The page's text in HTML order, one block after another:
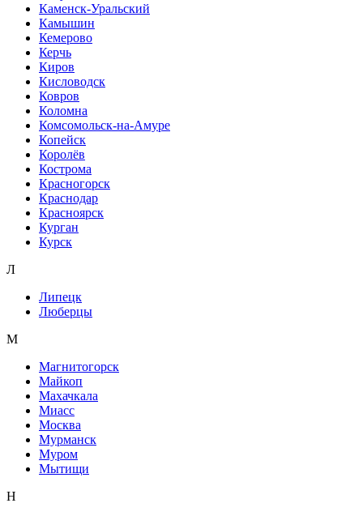
Каменск-Уральский
Камышин
Кемерово
Керчь
Киров
Кисловодск
Ковров
Коломна
Комсомольск-на-Амуре
Копейск
Королёв
Кострома
Красногорск
Краснодар
Красноярск
Курган
Курск
Л
Липецк
Люберцы
М
Магнитогорск
Майкоп
Махачкала
Миасс
Москва
Мурманск
Муром
Мытищи
Н